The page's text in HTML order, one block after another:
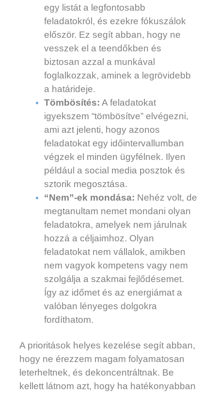
egy listát a legfontosabb
feladatokról, és ezekre fókuszálok
először. Ez segít abban, hogy ne
vesszek el a teendőkben és
biztosan azzal a munkával
foglalkozzak, aminek a legrövidebb
a határideje.
Tömbösítés: A feladatokat
igyekszem “tömbösítve” elvégezni,
ami azt jelenti, hogy azonos
feladatokat egy időintervallumban
végzek el minden ügyfélnek. Ilyen
például a social media posztok és
sztorik megosztása.
“Nem”-ek mondása: Nehéz volt, de
megtanultam nemet mondani olyan
feladatokra, amelyek nem járulnak
hozzá a céljaimhoz. Olyan
feladatokat nem vállalok, amikben
nem vagyok kompetens vagy nem
szolgálja a szakmai fejlődésemet.
Így az időmet és az energiámat a
valóban lényeges dolgokra
fordíthatom.
A prioritások helyes kezelése segít abban,
hogy ne érezzem magam folyamatosan
leterheltnek, és dekoncentráltnak. Be
kellett látnom azt, hogy ha hatékonyabban